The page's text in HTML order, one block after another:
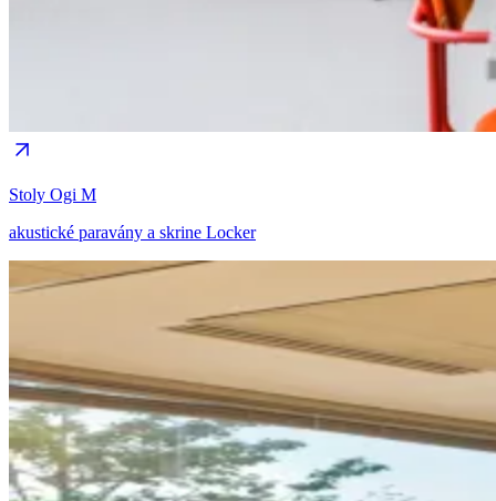
Stoly Ogi M
akustické paravány a skrine Locker